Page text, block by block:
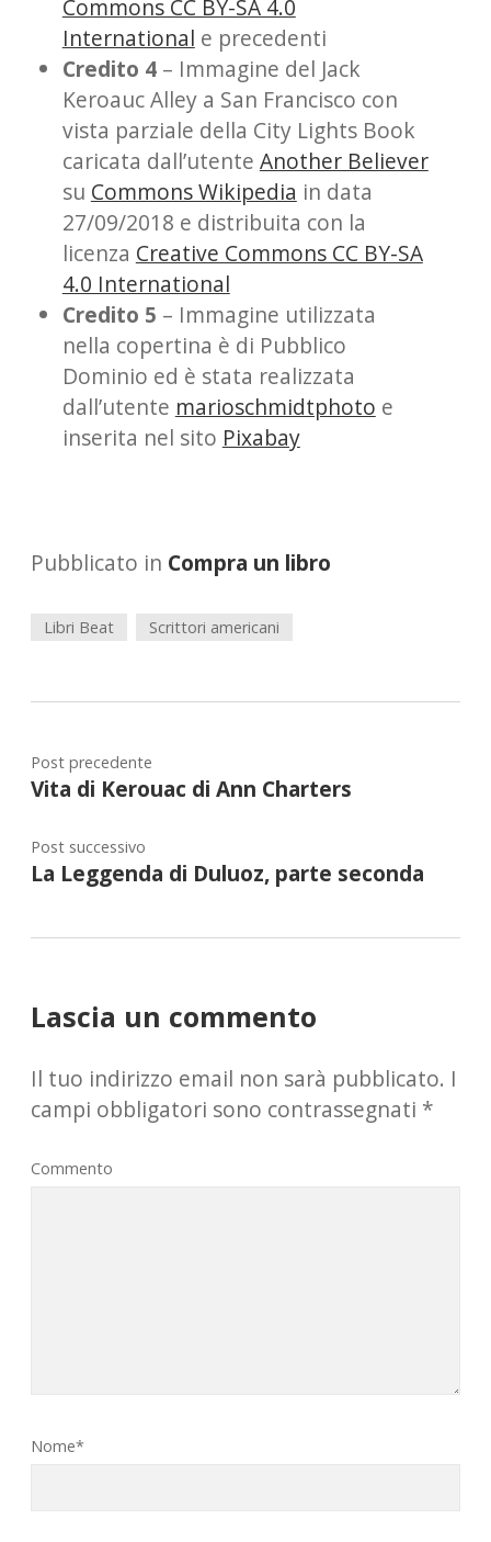
Commons CC BY-SA 4.0
International e precedenti
Credito 4– Immagine del Jack
Keroauc Alley a San Francisco con
vista parziale della City Lights Book
caricata dall’utente Another Believer
su Commons Wikipedia in data
27/09/2018 e distribuita con la
licenza Creative Commons CC BY-SA
4.0 International
Credito 5 – Immagine utilizzata
nella copertina è di Pubblico
Dominio ed è stata realizzata
dall’utente marioschmidtphoto e
inserita nel sito Pixabay
Pubblicato in Compra un libro
Libri Beat Scrittori americani
Post precedente
Vita di Kerouac di Ann Charters
Post successivo
La Leggenda di Duluoz, parte seconda
Lascia un commento
Il tuo indirizzo email non sarà pubblicato. I
campi obbligatori sono contrassegnati *
Commento
Nome*